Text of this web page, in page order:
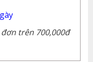
trên 700,000đ